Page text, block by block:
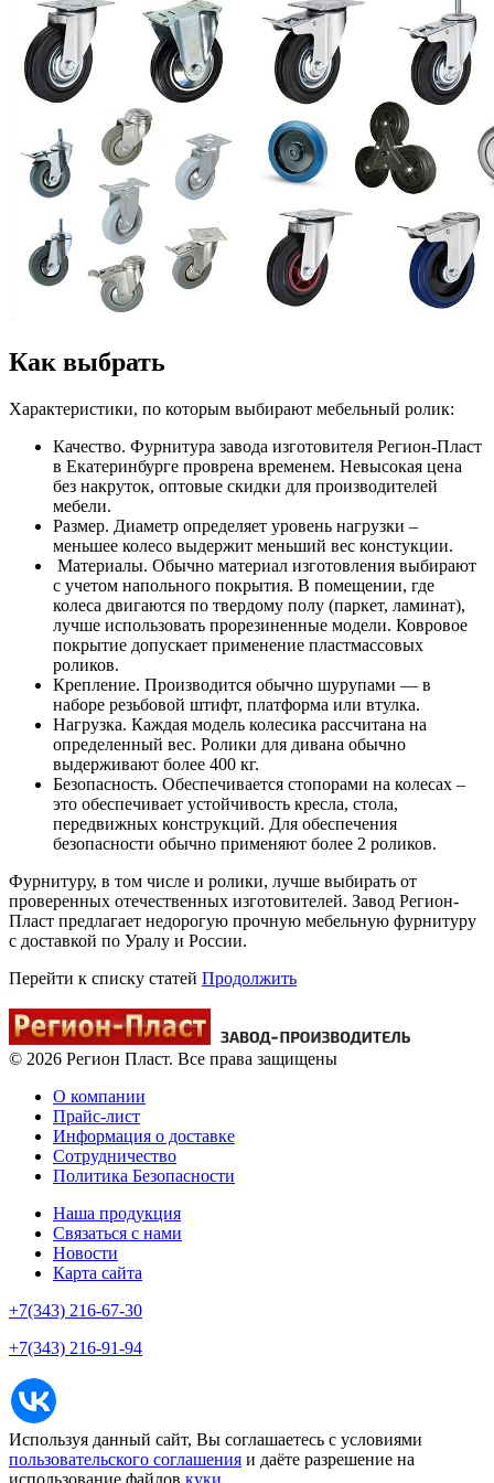
Как выбрать
Характеристики, по которым выбирают мебельный ролик:
Качество. Фурнитура завода изготовителя Регион-Пласт
в Екатеринбурге проврена временем. Невысокая цена
без накруток, оптовые скидки для производителей
мебели.
Размер. Диаметр определяет уровень нагрузки –
меньшее колесо выдержит меньший вес констукции.
Материалы. Обычно материал изготовления выбирают
с учетом напольного покрытия. В помещении, где
колеса двигаются по твердому полу (паркет, ламинат),
лучше использовать прорезиненные модели. Ковровое
покрытие допускает применение пластмассовых
роликов.
Крепление. Производится обычно шурупами — в
наборе резьбовой штифт, платформа или втулка.
Нагрузка. Каждая модель колесика рассчитана на
определенный вес. Ролики для дивана обычно
выдерживают более 400 кг.
Безопасность. Обеспечивается стопорами на колесах –
это обеспечивает устойчивость кресла, стола,
передвижных конструкций. Для обеспечения
безопасности обычно применяют более 2 роликов.
Фурнитуру, в том числе и ролики, лучше выбирать от
проверенных отечественных изготовителей. Завод Регион-
Пласт предлагает недорогую прочную мебельную фурнитуру
с доставкой по Уралу и России.
Перейти к списку статей Продолжить
© 2026 Регион Пласт. Все права защищены
О компании
Прайс-лист
Информация о доставке
Сотрудничество
Политика Безопасности
Наша продукция
Связаться с нами
Новости
Карта сайта
+7(343) 216-67-30
+7(343) 216-91-94
Используя данный сайт, Вы соглашаетесь с условиями
пользовательского соглашения и даёте разрешение на
использование файлов куки.